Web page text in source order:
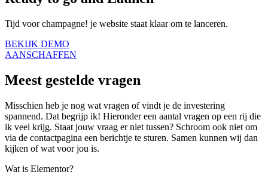
Tijd voor champagne! je website staat klaar om te lanceren.
BEKIJK DEMO
AANSCHAFFEN
Meest gestelde vragen
Misschien heb je nog wat vragen of vindt je de investering
spannend. Dat begrijp ik! Hieronder een aantal vragen op een rij die
ik veel krijg. Staat jouw vraag er niet tussen? Schroom ook niet om
via de contactpagina een berichtje te sturen. Samen kunnen wij dan
kijken of wat voor jou is.
Wat is Elementor?